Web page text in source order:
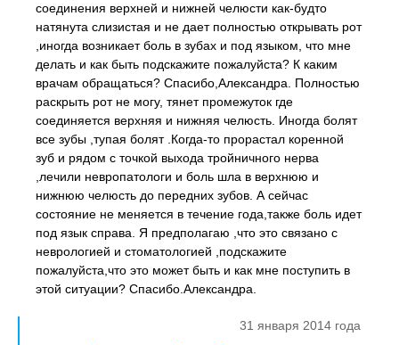
соединения верхней и нижней челюсти как-будто
натянута слизистая и не дает полностью открывать рот
,иногда возникает боль в зубах и под языком, что мне
делать и как быть подскажите пожалуйста? К каким
врачам обращаться? Спасибо,Александра. Полностью
раскрыть рот не могу, тянет промежуток где
соединяется верхняя и нижняя челюсть. Иногда болят
все зубы ,тупая болят .Когда-то прорастал коренной
зуб и рядом с точкой выхода тройничного нерва
,лечили невропатологи и боль шла в верхнюю и
нижнюю челюсть до передних зубов. А сейчас
состояние не меняется в течение года,также боль идет
под язык справа. Я предполагаю ,что это связано с
неврологией и стоматологией ,подскажите
пожалуйста,что это может быть и как мне поступить в
этой ситуации? Спасибо.Александра.
31 января 2014 года